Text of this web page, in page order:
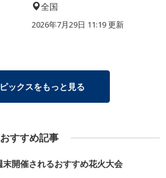
全国
2026年7月29日 11:19 更新
ックスをもっと見る
おすすめ記事
末開催されるおすすめ花火大会